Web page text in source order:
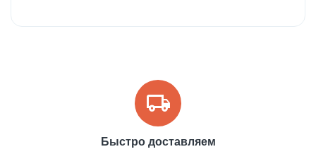
Быстро доставляем